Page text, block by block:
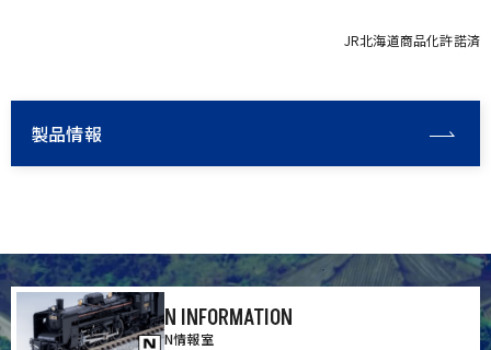
JR北海道商品化許諾済
製品情報
N INFORMATION
N情報室